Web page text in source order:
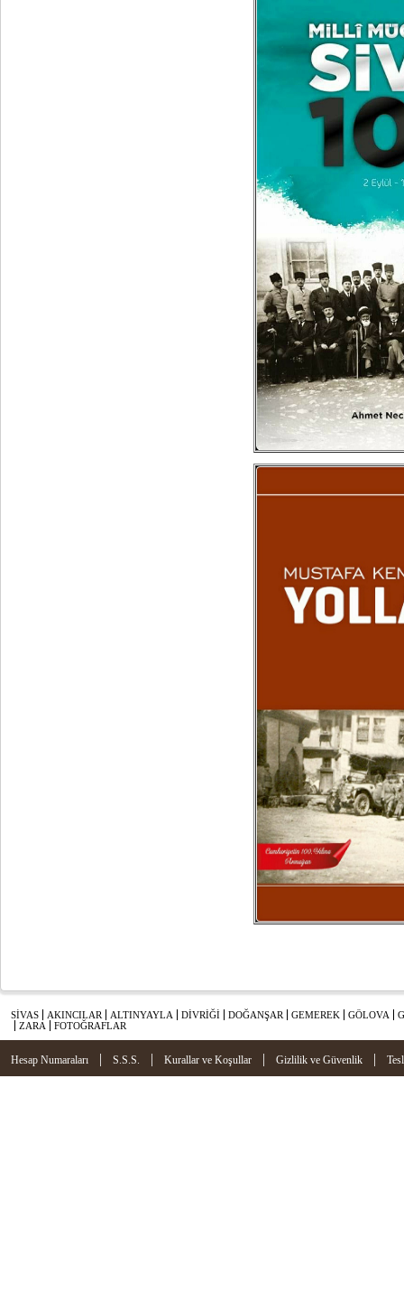
SİVAS AKINCILAR ALTINYAYLA DİVRİĞİ DOĞANŞAR GEMEREK GÖLOVA
ZARA
FOTOĞRAFLAR
Hesap Numaraları | S.S.S. | Kurallar ve Koşullar | Gizlilik ve Güvenlik |